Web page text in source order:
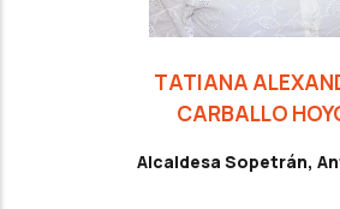
TATIANA
CARBALLO
Alcaldesa Sopetrán,